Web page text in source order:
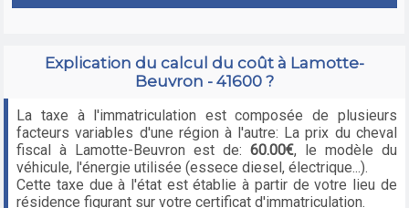
Explication du calcul du coût à Lamotte-
Beuvron - 41600 ?
La taxe à l'immatriculation est composée de plusieurs
facteurs variables d'une région à l'autre: La prix du cheval
fiscal à Lamotte-Beuvron est de: 60.00€, le modèle du
véhicule, l'énergie utilisée (essece diesel, électrique...).
Cette taxe due à l'état est établie à partir de votre lieu de
résidence figurant sur votre certificat d'immatriculation.